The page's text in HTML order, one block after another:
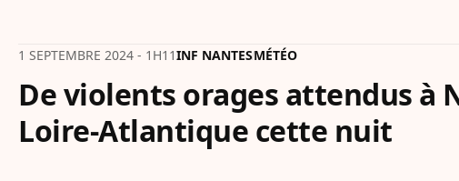
1 SEPTEMBRE 2024 - 1H11INF NANTESMÉTÉO
De violents orages attendus à
Loire-Atlantique cette nuit